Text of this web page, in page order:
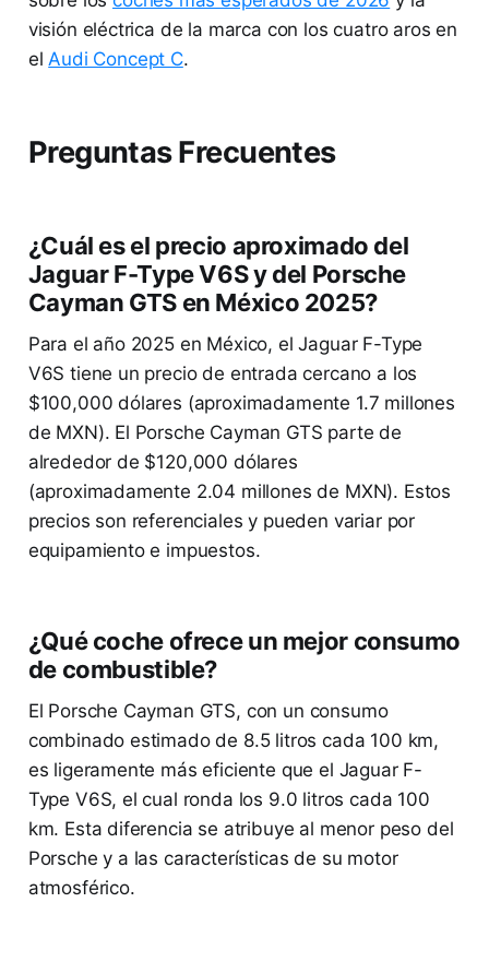
visión eléctrica de la marca con los cuatro aros en
el Audi Concept C.
Preguntas Frecuentes
¿Cuál es el precio aproximado del
Jaguar F-Type V6S y del Porsche
Cayman GTS en México 2025?
Para el año 2025 en México, el Jaguar F-Type
V6S tiene un precio de entrada cercano a los
$100,000 dólares (aproximadamente 1.7 millones
de MXN). El Porsche Cayman GTS parte de
alrededor de $120,000 dólares
(aproximadamente 2.04 millones de MXN). Estos
precios son referenciales y pueden variar por
equipamiento e impuestos.
¿Qué coche ofrece un mejor consumo
de combustible?
El Porsche Cayman GTS, con un consumo
combinado estimado de 8.5 litros cada 100 km,
es ligeramente más eficiente que el Jaguar F-
Type V6S, el cual ronda los 9.0 litros cada 100
km. Esta diferencia se atribuye al menor peso del
Porsche y a las características de su motor
atmosférico.